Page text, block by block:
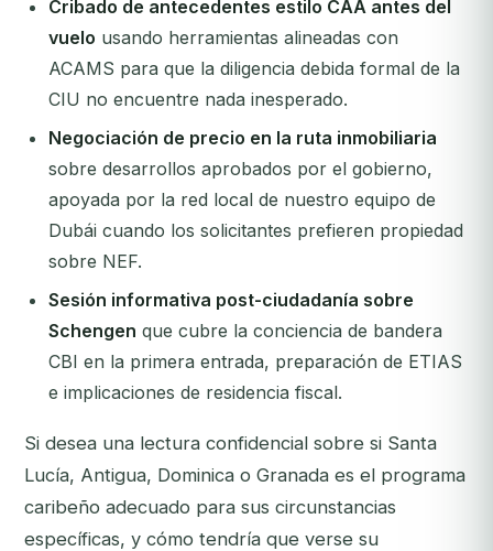
Cribado de antecedentes estilo CAA antes del
vuelo usando herramientas alineadas con
ACAMS para que la diligencia debida formal de la
CIU no encuentre nada inesperado.
Negociación de precio en la ruta inmobiliaria
sobre desarrollos aprobados por el gobierno,
apoyada por la red local de nuestro equipo de
Dubái cuando los solicitantes prefieren propiedad
sobre NEF.
Sesión informativa post-ciudadanía sobre
Schengen que cubre la conciencia de bandera
CBI en la primera entrada, preparación de ETIAS
e implicaciones de residencia fiscal.
Si desea una lectura confidencial sobre si Santa
Lucía, Antigua, Dominica o Granada es el programa
caribeño adecuado para sus circunstancias
específicas, y cómo tendría que verse su